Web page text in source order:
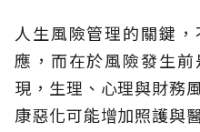
人生風險管理的關鍵
應，而在於風險發生
現，生理、心理與財務
康惡化可能增加照護與